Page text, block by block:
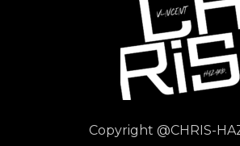
Copyright @CHRIS-